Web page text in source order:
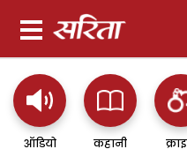
ऑडियो कहानी